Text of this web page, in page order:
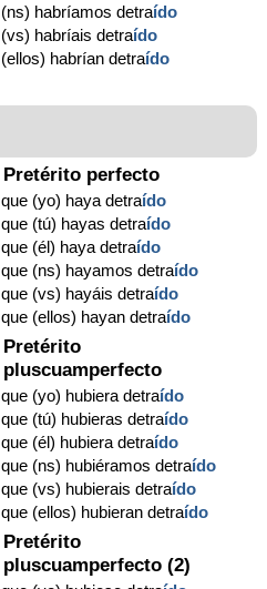
(ns) habríamos detraído
(vs) habríais detraído
(ellos) habrían detraído
Pretérito perfecto
que (yo) haya detraído
que (tú) hayas detraído
que (él) haya detraído
que (ns) hayamos detraído
que (vs) hayáis detraído
que (ellos) hayan detraído
Pretérito
pluscuamperfecto
que (yo) hubiera detraído
que (tú) hubieras detraído
que (él) hubiera detraído
que (ns) hubiéramos detraído
que (vs) hubierais detraído
que (ellos) hubieran detraído
Pretérito
pluscuamperfecto (2)